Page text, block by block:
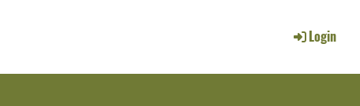
Login